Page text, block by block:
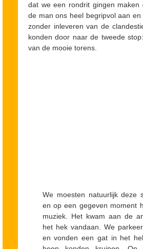
dat we een rondrit gingen maken
de man ons heel begripvol aan
zonder inleveren van de
konden door naar de tweede
van de mooie torens.
We moesten natuurlijk deze
en op een gegeven moment
muziek. Het kwam aan de
het hek vandaan. We
en vonden een gat in het